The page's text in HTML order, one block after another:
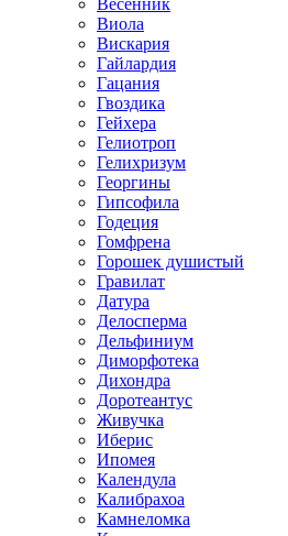
Весенник
Виола
Вискария
Гайлардия
Гацания
Гвоздика
Гейхера
Гелиотроп
Гелихризум
Георгины
Гипсофила
Годеция
Гомфрена
Горошек душистый
Гравилат
Датура
Делосперма
Дельфиниум
Диморфотека
Дихондра
Доротеантус
Живучка
Иберис
Ипомея
Календула
Калибрахоа
Камнеломка